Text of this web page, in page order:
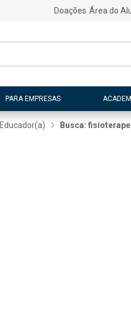
Doações Área do
PARA EMPRESAS
Educador(a) Busca: